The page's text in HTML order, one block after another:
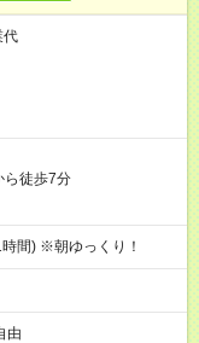
代
ら徒歩7分
間) ※朝ゆっくり！
由